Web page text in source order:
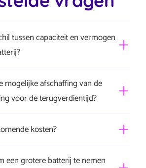
tussen capaciteit en vermogen
vermogen (kW) gaat over hoe snel
of geleverd wordt.
mogelijke afschaffing van de
voor de terugverdientijd?
handelsmogelijkheden en een
kosten?
een grotere batterij te nemen